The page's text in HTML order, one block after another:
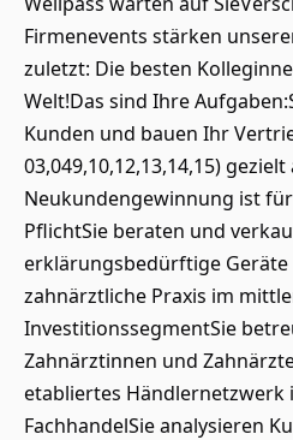
Firmenevents stärken
zuletzt: Die besten
Welt!Das sind Ihre
Kunden und bauen Ihr
03,049,10,12,13,14,15) gezielt
Neukundengewinnung ist
PflichtSie beraten und
erklärungsbedürftige Geräte
zahnärztliche Praxis im
InvestitionssegmentSie
Zahnärztinnen und
etabliertes Händlernetzwerk
FachhandelSie analysieren